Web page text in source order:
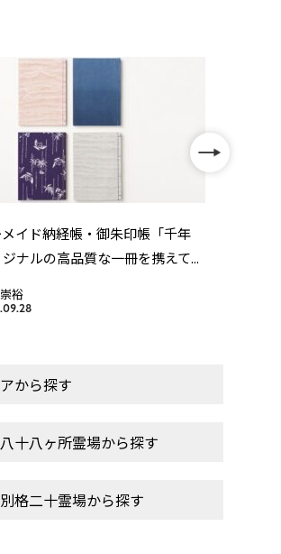
メイド納経帳・御朱印帳「千年
ナルの高品質な一冊を携えて...
裕
から探す
十八ヶ所霊場から探す
格二十霊場から探す